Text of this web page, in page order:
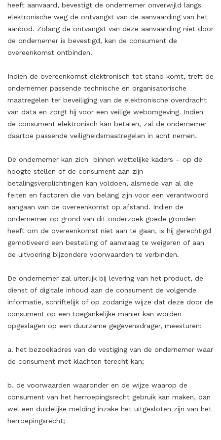
heeft aanvaard, bevestigt de ondernemer onverwijld langs
elektronische weg de ontvangst van de aanvaarding van het
aanbod. Zolang de ontvangst van deze aanvaarding niet door
de ondernemer is bevestigd, kan de consument de
overeenkomst ontbinden.
Indien de overeenkomst elektronisch tot stand komt, treft de
ondernemer passende technische en organisatorische
maatregelen ter beveiliging van de elektronische overdracht
van data en zorgt hij voor een veilige webomgeving. Indien
de consument elektronisch kan betalen, zal de ondernemer
daartoe passende veiligheidsmaatregelen in acht nemen.
De ondernemer kan zich
binnen wettelijke kaders – op de
hoogte stellen of de consument aan zijn
betalingsverplichtingen kan voldoen, alsmede van al die
feiten en factoren die van belang zijn voor een verantwoord
aangaan van de overeenkomst op afstand. Indien de
ondernemer op grond van dit onderzoek goede gronden
heeft om de overeenkomst niet aan te gaan, is hij gerechtigd
gemotiveerd een bestelling of aanvraag te weigeren of aan
de uitvoering bijzondere voorwaarden te verbinden.
De ondernemer zal uiterlijk bij levering van het product, de
dienst of digitale inhoud aan de consument de volgende
informatie, schriftelijk of op zodanige wijze dat deze door de
consument op een toegankelijke manier kan worden
opgeslagen op een duurzame gegevensdrager, meesturen:
a. het bezoekadres van de vestiging van de ondernemer waar
de consument met klachten terecht kan;
b. de voorwaarden waaronder en de wijze waarop de
consument van het herroepingsrecht gebruik kan maken, dan
wel een duidelijke melding inzake het uitgesloten zijn van het
herroepingsrecht;